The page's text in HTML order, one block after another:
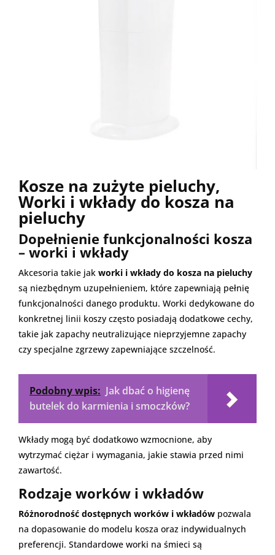
Kosze na zużyte pieluchy,
Worki i wkłady do kosza na
pieluchy
Dopełnienie funkcjonalności kosza
– worki i wkłady
Akcesoria takie jak worki i wkłady do kosza na pieluchy
są niezbędnym uzupełnieniem, które zapewniają pełnię
funkcjonalności danego produktu. Worki dedykowane do
konkretnej linii koszy często posiadają dodatkowe cechy,
takie jak zapachy neutralizujące nieprzyjemne zapachy
czy specjalne zgrzewy zapewniające szczelność.
Podobny wpis: Jak dbać o higienę
butelek do karmienia i smoczków?
Wkłady mogą być dodatkowo wzmocnione, aby
wytrzymać ciężar i wymagania, jakie stawia przed nimi
zawartość.
Rodzaje worków i wkładów
Różnorodność dostępnych worków i wkładów pozwala
na dopasowanie do modelu kosza oraz indywidualnych
preferencji. Standardowe worki na śmieci są